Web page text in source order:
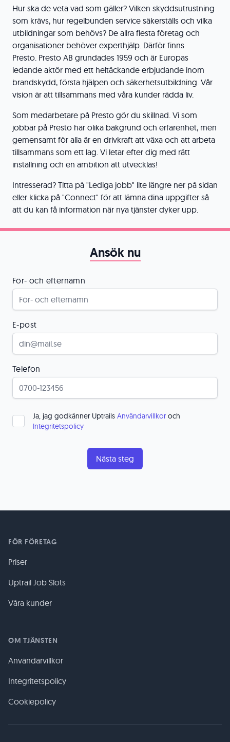
Hur ska de veta vad som gäller? Vilken skyddsutrustning
som krävs, hur regelbunden service säkerställs och vilka
utbildningar som behövs? De allra flesta företag och
organisationer behöver experthjälp. Därför finns
Presto. Presto AB grundades 1959 och är Europas
ledande aktör med ett heltäckande erbjudande inom
brandskydd, första hjälpen och säkerhetsutbildning. Vår
vision är att tillsammans med våra kunder rädda liv.
Som medarbetare på Presto gör du skillnad. Vi som
jobbar på Presto har olika bakgrund och erfarenhet, men
gemensamt för alla är en drivkraft att växa och att arbeta
tillsammans som ett lag. Vi letar efter dig med rätt
inställning och en ambition att utvecklas!
Intresserad? Titta på "Lediga jobb" lite längre ner på sidan
eller klicka på "Connect" för att lämna dina uppgifter så
att du kan få information när nya tjänster dyker upp.
Ansök nu
För- och efternamn
E-post
Telefon
Ja, jag godkänner Uptrails Användarvillkoroch
Integritetspolicy
FÖR FÖRETAG
Priser
Uptrail Job Slots
Våra kunder
OM TJÄNSTEN
Användarvillkor
Integritetspolicy
Cookiepolicy